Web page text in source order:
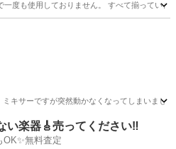
度も使用しておりません。 すべて揃ってい
ース場駅
ミキサーですが突然動かなくなってしまいま
チン家電
い楽器🎸売ってください‼️
無料査定